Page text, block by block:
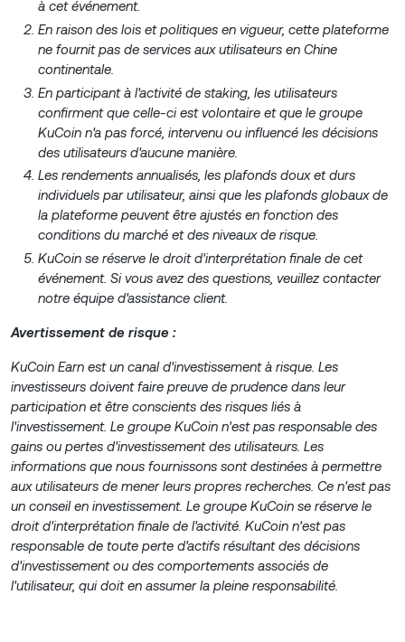
à cet événement.
En raison des lois et politiques en vigueur, cette plateforme
ne fournit pas de services aux utilisateurs en Chine
continentale.
En participant à l'activité de staking, les utilisateurs
confirment que celle-ci est volontaire et que le groupe
KuCoin n'a pas forcé, intervenu ou influencé les décisions
des utilisateurs d'aucune manière.
Les rendements annualisés, les plafonds doux et durs
individuels par utilisateur, ainsi que les plafonds globaux de
la plateforme peuvent être ajustés en fonction des
conditions du marché et des niveaux de risque.
KuCoin se réserve le droit d'interprétation finale de cet
événement. Si vous avez des questions, veuillez contacter
notre équipe d'assistance client.
Avertissement de risque :
KuCoin Earn est un canal d'investissement à risque. Les
investisseurs doivent faire preuve de prudence dans leur
participation et être conscients des risques liés à
l'investissement. Le groupe KuCoin n'est pas responsable des
gains ou pertes d'investissement des utilisateurs. Les
informations que nous fournissons sont destinées à permettre
aux utilisateurs de mener leurs propres recherches. Ce n'est pas
un conseil en investissement. Le groupe KuCoin se réserve le
droit d'interprétation finale de l'activité. KuCoin n'est pas
responsable de toute perte d'actifs résultant des décisions
d'investissement ou des comportements associés de
l'utilisateur, qui doit en assumer la pleine responsabilité.